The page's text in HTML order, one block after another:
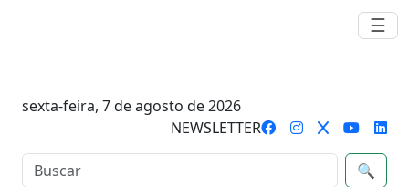
☰
sexta-feira, 7 de agosto de 2026
NEWSLETTER
🔍